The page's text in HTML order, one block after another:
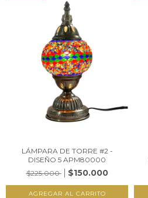
LÁMPARA DE TORRE #2 -
DISEÑO 5 APM80000
$225.000
$150.000